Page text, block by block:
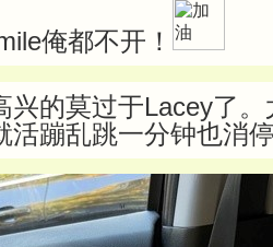
俺都不开！
兴的莫过于Lacey了
活蹦乱跳一分钟也消